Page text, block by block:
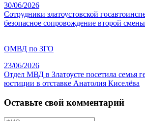
30/06/2026
Сотрудники златоустовской
безопасное сопровождение второй
ОМВД по ЗГО
23/06/2026
Отдел МВД в Златоусте посетила семья
юстиции в отставке Анатолия Киселёва
Оставьте свой комментарий